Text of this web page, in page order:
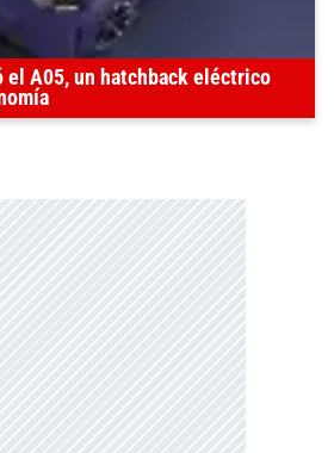
el A05, un hatchback eléctrico